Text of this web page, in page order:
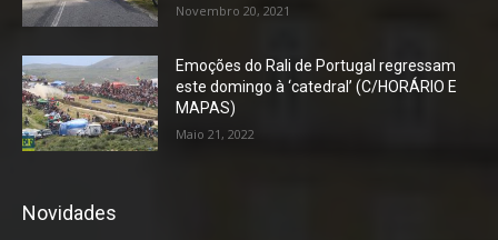
Novembro 20, 2021
Emoções do Rali de Portugal regressam
este domingo à ‘catedral’ (C/HORÁRIO E
MAPAS)
Maio 21, 2022
Novidades